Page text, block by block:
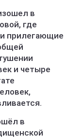
в
где
прилегающие
и четыре
в